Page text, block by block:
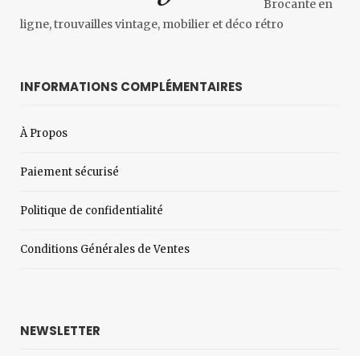
Brocante en
ligne, trouvailles vintage, mobilier et déco rétro
INFORMATIONS COMPLÉMENTAIRES
À Propos
Paiement sécurisé
Politique de confidentialité
Conditions Générales de Ventes
NEWSLETTER